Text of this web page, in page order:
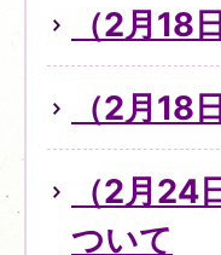
（2月18
（2月18
（2月
ついて